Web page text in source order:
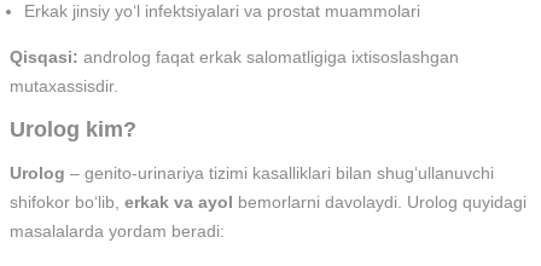
Erkak jinsiy yo‘l infektsiyalari va prostat muammolari
Qisqasi: androlog faqat erkak salomatligiga ixtisoslashgan
mutaxassisdir.
Urolog kim?
Urolog – genito-urinariya tizimi kasalliklari bilan shug‘ullanuvchi
shifokor bo‘lib, erkak va ayol bemorlarni davolaydi. Urolog quyidagi
masalalarda yordam beradi: